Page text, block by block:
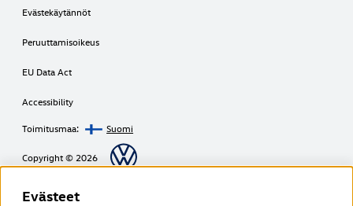
Evästekäytännöt
Peruuttamisoikeus
EU Data Act
Accessibility
Toimitusmaa: Suomi
Copyright © 2026
Evästeet